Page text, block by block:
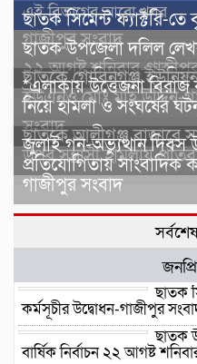
এই বিভাগের আরো খবর
ছাতক সিমেন্ট ফ্যাক্টরি-
গাজীপুর সংবাদ
ছাতক উপজেলা দলিল লেখক
২২ আগষ্ট শনিবার-
ছাতকে গোবিনগঞ্জ
ইউএনও মোঃ মহি উদ্দিন-
*এলাকায় উত্তেজনা
নিয়ে হামলা ও সংঘর্ষের
সংবাদ
ছাতকে আলীগঞ্জ বাজারে
উপর সন্ত্রাসী হামলায়
জুলাই গন-অভ্যুত্থান দিবস
প্রতিযোগিতায় সাংবাদিক
গাজীপুর সংবাদ
ছাতক
কর্মসূচীর উদ্বোধন-গাজীপুর
ছাতক
বার্ষিক নির্বাচন ২২ আগষ্ট